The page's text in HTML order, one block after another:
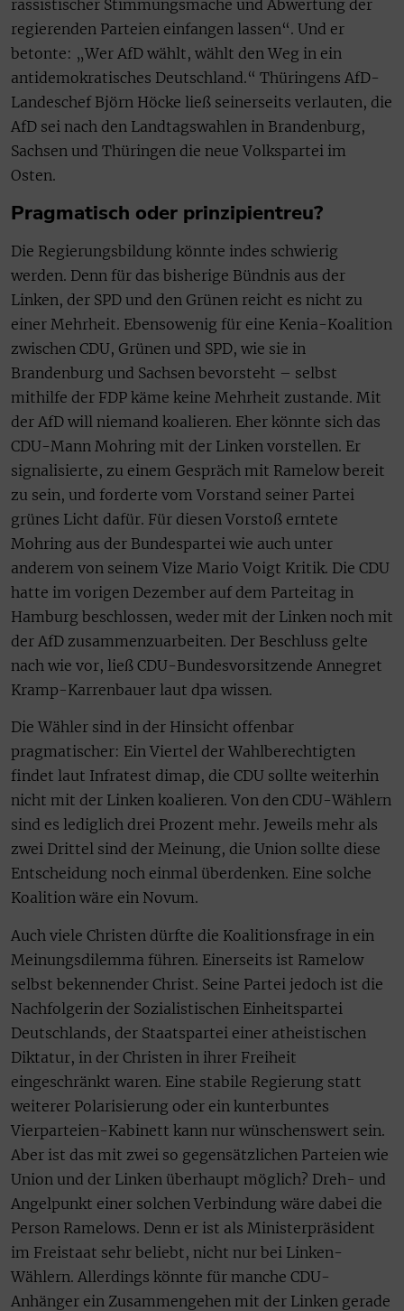
rassistischer Stimmungsmache und Abwertung der
regierenden Parteien einfangen lassen“. Und er
betonte: „Wer AfD wählt, wählt den Weg in ein
antidemokratisches Deutschland.“ Thüringens AfD-
Landeschef Björn Höcke ließ seinerseits verlauten, die
AfD sei nach den Landtagswahlen in Brandenburg,
Sachsen und Thüringen die neue Volkspartei im
Osten.
Pragmatisch oder prinzipientreu?
Die Regierungsbildung könnte indes schwierig
werden. Denn für das bisherige Bündnis aus der
Linken, der SPD und den Grünen reicht es nicht zu
einer Mehrheit. Ebensowenig für eine Kenia-Koalition
zwischen CDU, Grünen und SPD, wie sie in
Brandenburg und Sachsen bevorsteht – selbst
mithilfe der FDP käme keine Mehrheit zustande. Mit
der AfD will niemand koalieren. Eher könnte sich das
CDU-Mann Mohring mit der Linken vorstellen. Er
signalisierte, zu einem Gespräch mit Ramelow bereit
zu sein, und forderte vom Vorstand seiner Partei
grünes Licht dafür. Für diesen Vorstoß erntete
Mohring aus der Bundespartei wie auch unter
anderem von seinem Vize Mario Voigt Kritik. Die CDU
hatte im vorigen Dezember auf dem Parteitag in
Hamburg beschlossen, weder mit der Linken noch mit
der AfD zusammenzuarbeiten. Der Beschluss gelte
nach wie vor, ließ CDU-Bundesvorsitzende Annegret
Kramp-Karrenbauer laut dpa wissen.
Die Wähler sind in der Hinsicht offenbar
pragmatischer: Ein Viertel der Wahlberechtigten
findet laut Infratest dimap, die CDU sollte weiterhin
nicht mit der Linken koalieren. Von den CDU-Wählern
sind es lediglich drei Prozent mehr. Jeweils mehr als
zwei Drittel sind der Meinung, die Union sollte diese
Entscheidung noch einmal überdenken. Eine solche
Koalition wäre ein Novum.
Auch viele Christen dürfte die Koalitionsfrage in ein
Meinungsdilemma führen. Einerseits ist Ramelow
selbst bekennender Christ. Seine Partei jedoch ist die
Nachfolgerin der Sozialistischen Einheitspartei
Deutschlands, der Staatspartei einer atheistischen
Diktatur, in der Christen in ihrer Freiheit
eingeschränkt waren. Eine stabile Regierung statt
weiterer Polarisierung oder ein kunterbuntes
Vierparteien-Kabinett kann nur wünschenswert sein.
Aber ist das mit zwei so gegensätzlichen Parteien wie
Union und der Linken überhaupt möglich? Dreh- und
Angelpunkt einer solchen Verbindung wäre dabei die
Person Ramelows. Denn er ist als Ministerpräsident
im Freistaat sehr beliebt, nicht nur bei Linken-
Wählern. Allerdings könnte für manche CDU-
Anhänger ein Zusammengehen mit der Linken gerade